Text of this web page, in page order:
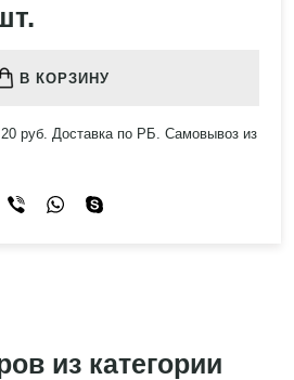
В КОРЗИНУ
руб. Доставка по РБ. Самовывоз из
из категории